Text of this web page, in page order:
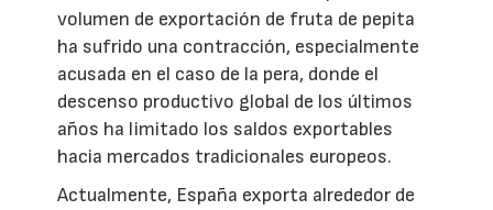
volumen de exportación de fruta de pepita
ha sufrido una contracción, especialmente
acusada en el caso de la pera, donde el
descenso productivo global de los últimos
años ha limitado los saldos exportables
hacia mercados tradicionales europeos.
Actualmente, España exporta alrededor de